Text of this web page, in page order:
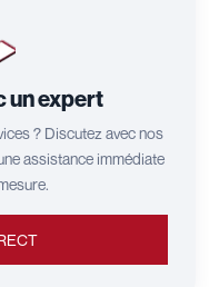
un expert
? Discutez avec nos
assistance immédiate